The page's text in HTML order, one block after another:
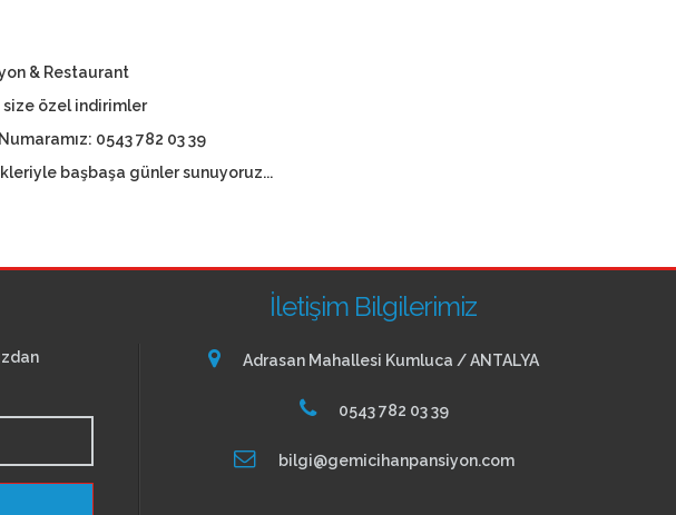
& Restaurant
size özel indirimler
0543 782 03 39
başbaşa günler sunuyoruz...
İletişim Bilgilerimiz
Adrasan Mahallesi Kumluca / ANTALYA
0543 782 03 39
bilgi@gemicihanpansiyon.com